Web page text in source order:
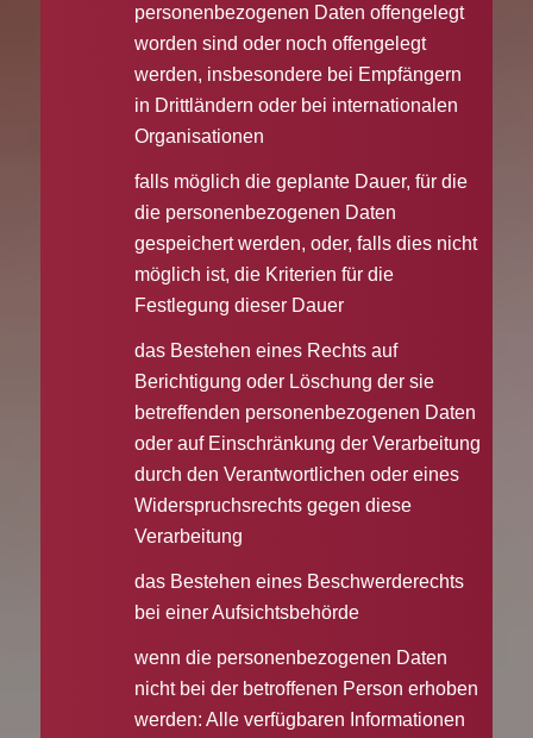
personenbezogenen Daten offengelegt
worden sind oder noch offengelegt
werden, insbesondere bei Empfängern
in Drittländern oder bei internationalen
Organisationen
falls möglich die geplante Dauer, für die
die personenbezogenen Daten
gespeichert werden, oder, falls dies nicht
möglich ist, die Kriterien für die
Festlegung dieser Dauer
das Bestehen eines Rechts auf
Berichtigung oder Löschung der sie
betreffenden personenbezogenen Daten
oder auf Einschränkung der Verarbeitung
durch den Verantwortlichen oder eines
Widerspruchsrechts gegen diese
Verarbeitung
das Bestehen eines Beschwerderechts
bei einer Aufsichtsbehörde
wenn die personenbezogenen Daten
nicht bei der betroffenen Person erhoben
werden: Alle verfügbaren Informationen